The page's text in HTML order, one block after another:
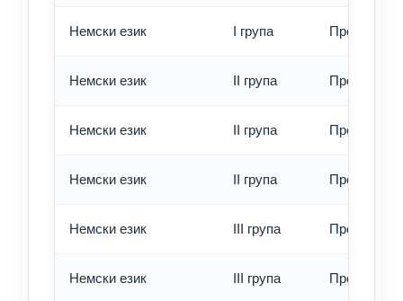
Немски език I група Превод -
Немски език II група Превод -
Немски език II група Превод -
Немски език II група Превод -
Немски език III група Превод -
Немски език III група Превод -